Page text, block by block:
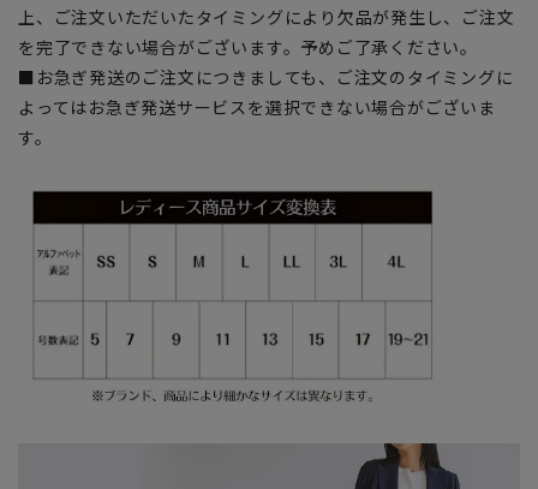
上、ご注文いただいたタイミングにより欠品が発生し、ご注文
を完了できない場合がございます。予めご了承ください。
■お急ぎ発送のご注文につきましても、ご注文のタイミングに
よってはお急ぎ発送サービスを選択できない場合がございま
す。